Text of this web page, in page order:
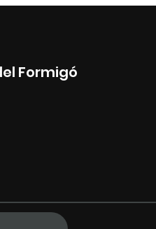
Formigó